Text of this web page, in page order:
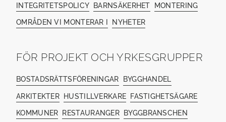
INTEGRITETSPOLICY BARNSÄKERHET MONTERING
OMRÅDEN VI MONTERAR I NYHETER
FÖR PROJEKT OCH YRKESGRUPPER
BOSTADSRÄTTSFÖRENINGAR BYGGHANDEL
ARKITEKTER HUSTILLVERKARE FASTIGHETSÄGARE
KOMMUNER RESTAURANGER BYGGBRANSCHEN